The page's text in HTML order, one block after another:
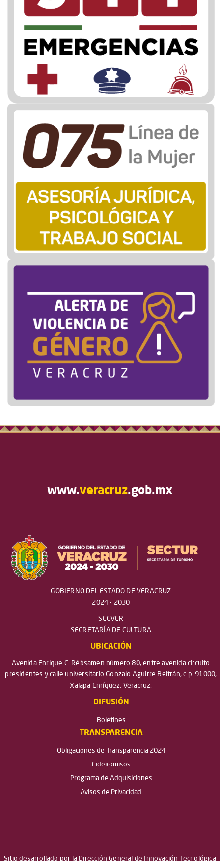
www.veracruz.gob.mx
GOBIERNO DEL ESTADO DE VERACRUZ
2024 - 2030
SECVER
SECRETARÍA DE CULTURA
UBICACIÓN
Avenida Enrique C. Rébsamen número 80, entre avenida circuito
presidentes y calle universitario Gonzalo Aguirre Beltrán, c.p. 91000,
Xalapa Enríquez, Veracruz.
DIFUSIÓN
Boletines
TRANSPARENCIA
Obligaciones de Transparencia 2024
Fideicomisos
Programa de Adquisiciones
Avisos de Privacidad
Sitio desarrollado por la Dirección General de Innovación Tecnológica